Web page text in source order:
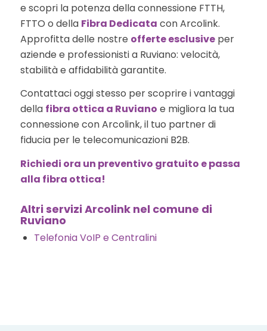
e scopri la potenza della connessione FTTH,
FTTO o della Fibra Dedicata con Arcolink.
Approfitta delle nostre offerte esclusiveper
aziende e professionisti a Ruviano: velocità,
stabilità e affidabilità garantite.
Contattaci oggi stesso per scoprire i vantaggi
della fibra ottica a Ruviano e migliora la tua
connessione con Arcolink, il tuo partner di
fiducia per le telecomunicazioni B2B.
Richiedi ora un preventivo gratuito e passa
alla fibra ottica!
Altri servizi Arcolink nel comune di
Ruviano
Telefonia VoIP e Centralini